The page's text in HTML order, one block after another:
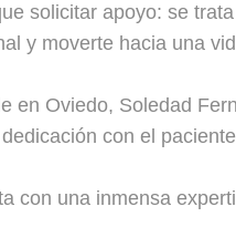
solicitar apoyo: se
y moverte hacia una
en Oviedo, Soledad
con el
con una inmensa